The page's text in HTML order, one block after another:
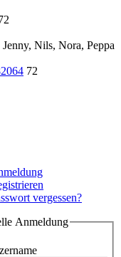
Nils, Nora, Peppa
72
vergessen?
Anmeldung